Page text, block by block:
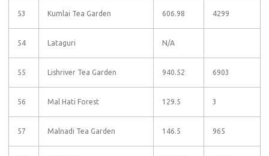
53 Kumlai Tea Garden 606.98 4299
54 Lataguri N/A
55 Lishriver Tea Garden 940.52 6903
56 Mal Hati Forest 129.5 3
57 Malnadi Tea Garden 146.5 965